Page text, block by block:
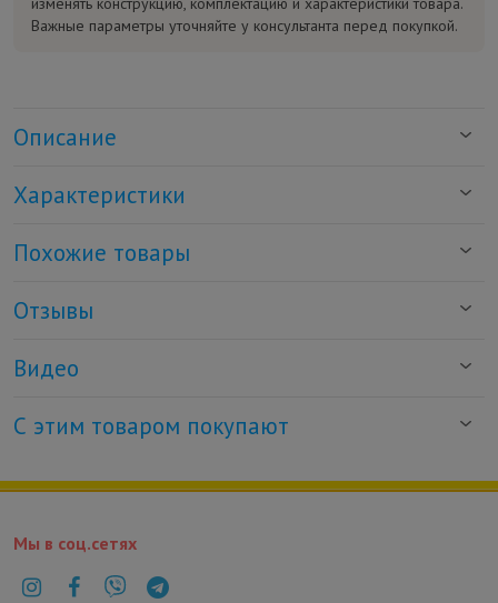
Важные параметры уточняйте у консультанта перед покупкой.
Описание
Характеристики
Похожие товары
Отзывы
Видео
С этим товаром покупают
Мы в соц.сетях